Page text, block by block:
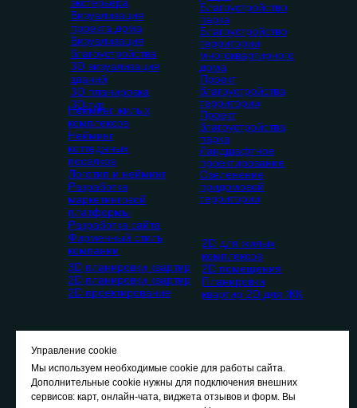
Благоустройство
парка
Благоустройство
территории
многоквартирного
дома
Проект
благоустройства
территории
Проект
благоустройства
парка
Ландшафтное
проектирование
Озеленение
придомовой
территории
3D планировки квартир
2D планировки квартир
2D проектирование
2D для жилых
комплексов
2D помещения
Планировки
квартир 2D для ЖК
Визуализация
проекта дома
Визуализация
благоустройства
3D визуализация
зданий
3D планировка
3D тур
Нейминг жилых
комплексов
Нейминг
коттеджных
поселков
Логотип и нейминг
Разработка
маркетинговой
платформы
Разработка сайта
Фирменный стиль
компании
Управление cookie
Мы используем необходимые cookie для работы сайта.
Дополнительные cookie нужны для подключения внешних
сервисов: карт, онлайн-чата, виджета отзывов и форм. Вы